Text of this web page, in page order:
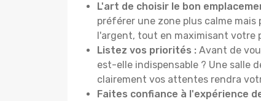
L'art de choisir le bon
préférer une zone plus calme
l'argent, tout en maximisant votre
Listez vos priorités : Avant de
est-elle indispensable ? Une salle
clairement vos attentes rendra
Faites confiance à l'expérience